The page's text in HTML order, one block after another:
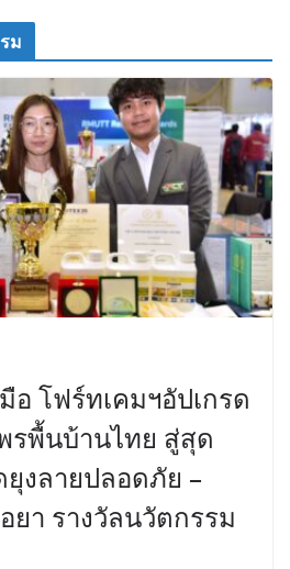
ม
โฟร์ทเคมฯอัปเกรด
รพื้นบ้านไทย สู่สุด
งลายปลอดภัย –
า รางวัลนวัตกรรม